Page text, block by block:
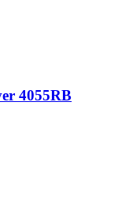
4055RB